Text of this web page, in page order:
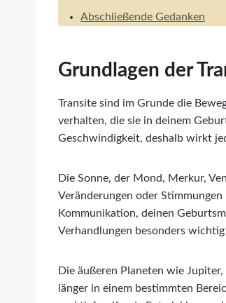
Abschließende Gedanken
Grundlagen der
Transite sind im Grunde die
verhalten, die sie in deinem
Geschwindigkeit, deshalb wirkt
Die Sonne, der Mond, Merkur,
Veränderungen oder
Kommunikation, deinen
Verhandlungen besonders
Die äußeren Planeten wie
länger in einem bestimmten